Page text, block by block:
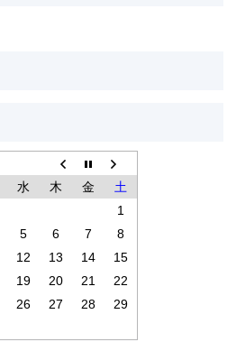
水 木 金
土
1
5 6 7
8
12 13 14
15
19 20 21
22
26 27 28
29